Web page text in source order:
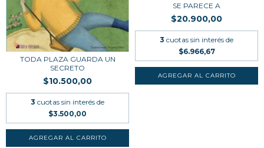
TODA PLAZA GUARDA UN
SECRETO
$10.500,00
3 cuotas sin interés de
$3.500,00
SE PARECE A
$20.900,00
3 cuotas sin interés de
$6.966,67